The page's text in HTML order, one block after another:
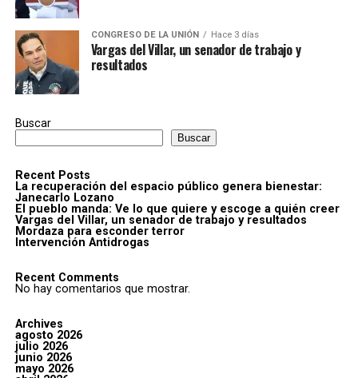
CONGRESO DE LA UNIÓN Hace 3 días
Vargas del Villar, un senador de trabajo y
resultados
Buscar
Buscar
Recent Posts
La recuperación del espacio público genera bienestar:
Janecarlo Lozano
El pueblo manda: Ve lo que quiere y escoge a quién creer
Vargas del Villar, un senador de trabajo y resultados
Mordaza para esconder terror
Intervención Antidrogas
Recent Comments
No hay comentarios que mostrar.
Archives
agosto 2026
julio 2026
junio 2026
mayo 2026